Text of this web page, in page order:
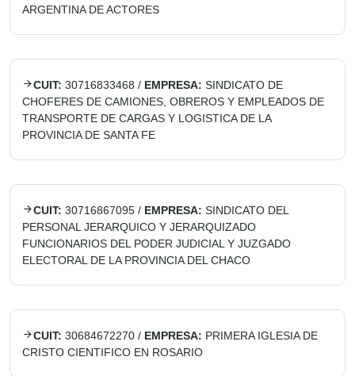
ARGENTINA DE ACTORES
CUIT: 30716833468 / EMPRESA: SINDICATO DE
CHOFERES DE CAMIONES, OBREROS Y EMPLEADOS DE
TRANSPORTE DE CARGAS Y LOGISTICA DE LA
PROVINCIA DE SANTA FE
CUIT: 30716867095 / EMPRESA: SINDICATO DEL
PERSONAL JERARQUICO Y JERARQUIZADO
FUNCIONARIOS DEL PODER JUDICIAL Y JUZGADO
ELECTORAL DE LA PROVINCIA DEL CHACO
CUIT: 30684672270 / EMPRESA: PRIMERA IGLESIA DE
CRISTO CIENTIFICO EN ROSARIO